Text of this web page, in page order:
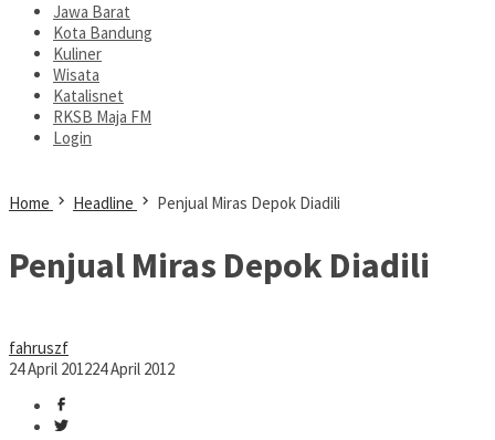
Jawa Barat
Kota Bandung
Kuliner
Wisata
Katalisnet
RKSB Maja FM
Login
Home Headline Penjual Miras Depok Diadili
Penjual Miras Depok Diadili
fahruszf
24 April 201224 April 2012